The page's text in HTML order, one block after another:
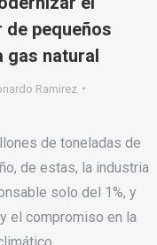
pequeños
gas natural
Ramirez
de toneladas de
de estas, la industria
solo del 1%, y
el compromiso en la